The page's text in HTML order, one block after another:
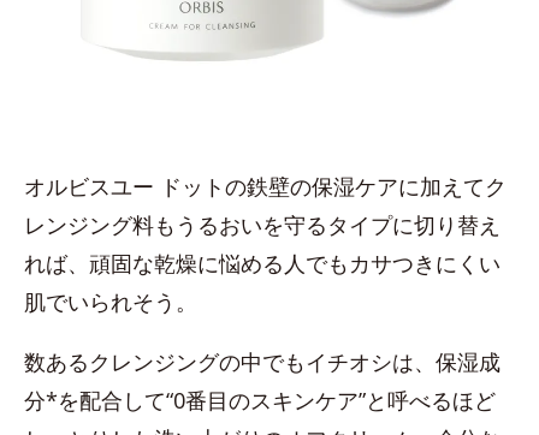
オルビスユー ドットの鉄壁の保湿ケアに加えてク
レンジング料もうるおいを守るタイプに切り替え
れば、頑固な乾燥に悩める人でもカサつきにくい
肌でいられそう。
数あるクレンジングの中でもイチオシは、保湿成
分*を配合して“0番目のスキンケア”と呼べるほど